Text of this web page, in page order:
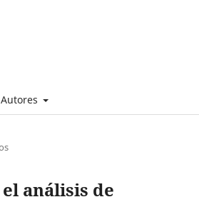
Autores
análisis de